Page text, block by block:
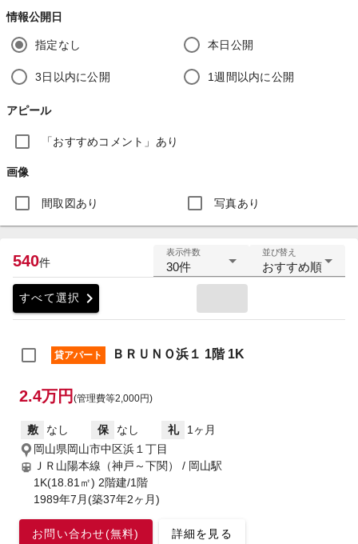
情報公開日
指定なし 本日公開
3日以内に公開 1週間以内に公開
アピール
「おすすめコメント」あり
画像
間取図あり 写真あり
540件
表示件数
30件
並び替え
おすすめ順
すべて選択 chevron_right
貸アパート ＢＲＵＮＯ浜１ 1階 1K
2.4万円 (管理費等2,000円)
敷 なし 保 なし 礼
1ヶ月
岡山県岡山市中区浜１丁目
ＪＲ山陽本線（神戸～下関） / 岡山駅
1K(18.81㎡) 2階建/1階
1989年7月(築37年2ヶ月)
お問い合わせ(無料) 詳細を見る